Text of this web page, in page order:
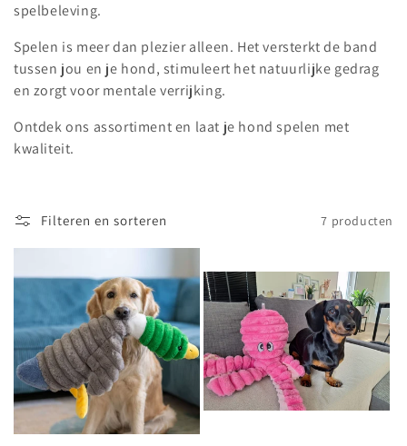
e
c
t
i
e
spelbeleving.
Spelen is meer dan plezier alleen. Het versterkt de band
tussen jou en je hond, stimuleert het natuurlijke gedrag
en zorgt voor mentale verrijking.
Ontdek ons assortiment en laat je hond spelen met
kwaliteit.
Filteren en sorteren 7 producten